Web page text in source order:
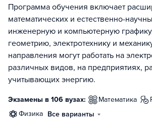
Программа обучения включает
математических и естественно-
инженерную и компьютерную
геометрию, электротехнику и
направления могут работать на
различных видов, на предприятиях,
учитывающих энергию.
Экзамены в 106 вузах: математика
физика Все варианты